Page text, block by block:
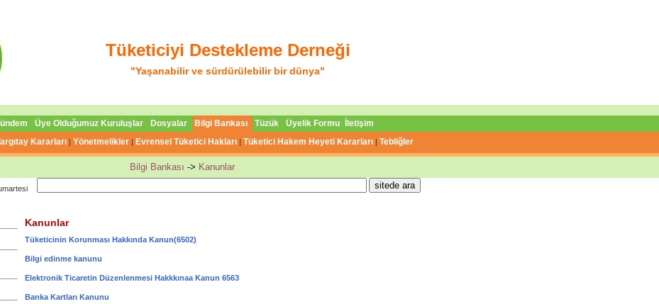
Tüketiciyi Destekleme Derneği
"Yaşanabilir ve sürdürülebilir bir dünya"
Üye Olduğumuz Kuruluşlar Dosyalar Bilgi Bankası Tüzük Üyelik Formu
İletişim
Kararları| Yönetmelikler| Evrensel Tüketici Hakları| Tüketici Hakem Heyeti Kararları| Tebliğler
Bilgi Bankası -> Kanunlar
Kanunlar
Tüketicinin Korunması Hakkında Kanun(6502)
Bilgi edinme kanunu
Elektronik Ticaretin Düzenlenmesi Hakkkınaa Kanun 6563
Banka Kartları Kanunu